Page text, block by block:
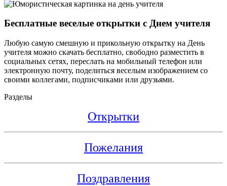
Бесплатные веселые открытки с Днем учителя
Любую самую смешную и прикольную открытку на День
учителя можно скачать бесплатно, свободно разместить в
социальных сетях, переслать на мобильный телефон или
электронную почту, поделиться веселым изображением со
своими коллегами, подписчиками или друзьями.
Разделы
Открытки
Пожелания
Поздравления